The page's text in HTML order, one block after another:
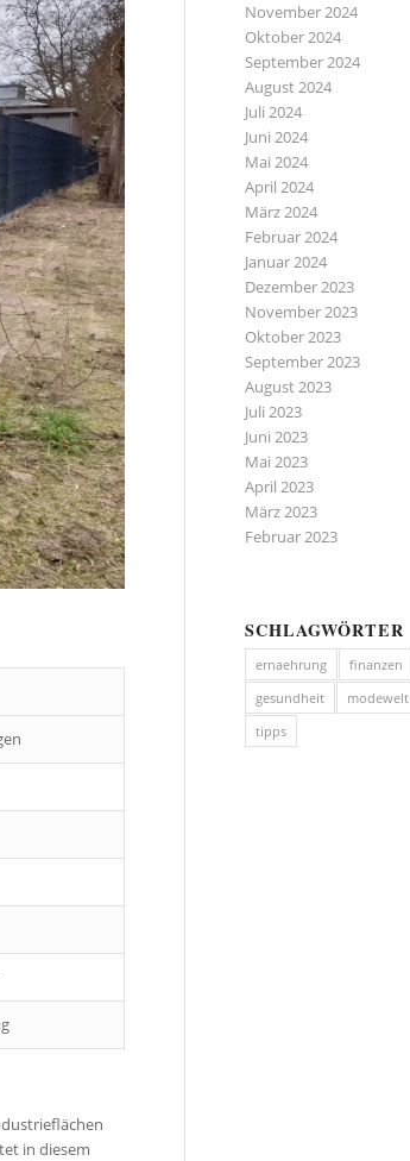
in diesem
November 2024
Oktober 2024
September 2024
August 2024
Juli 2024
Juni 2024
Mai 2024
April 2024
März 2024
Februar 2024
Januar 2024
Dezember 2023
November 2023
Oktober 2023
September 2023
August 2023
Juli 2023
Juni 2023
Mai 2023
April 2023
März 2023
Februar 2023
SCHLAGWÖRTER
ernaehrung finanzen
gesundheit
modewelt
tipps